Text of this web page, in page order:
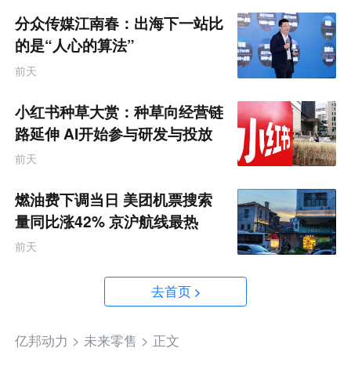
分众传媒江南春：出海下一站比
的是“人心的算法”
前天
小红书种草大赏：种草向经营链
路延伸 AI开始参与研发与投放
决策
前天
燃油费下调当日 美团机票搜索
量同比涨42% 京沪航线最热
前天
去首页
亿邦动力 > 未来零售 > 正文